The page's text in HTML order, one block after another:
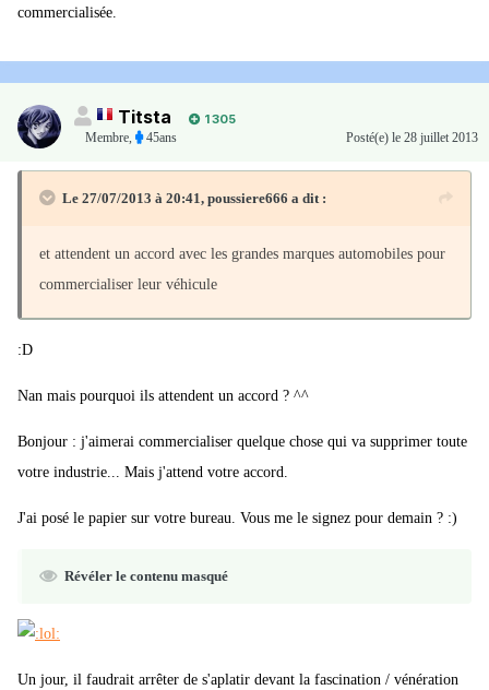
commercialisée.
Titsta
1 305
Membre
45ans Posté(e) le 28 juillet 2013
Le 27/07/2013 à 20:41, poussiere666 a dit :
et attendent un accord avec les grandes marques automobiles pour
commercialiser leur véhicule
:D
Nan mais pourquoi ils attendent un accord ? ^^
Bonjour : j'aimerai commercialiser quelque chose qui va supprimer toute
votre industrie... Mais j'attend votre accord.
J'ai posé le papier sur votre bureau. Vous me le signez pour demain ? :)
Révéler le contenu masqué
Un jour, il faudrait arrêter de s'aplatir devant la fascination / vénération